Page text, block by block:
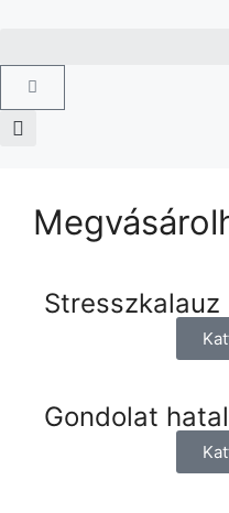
Stresszkalauz
Gondolat